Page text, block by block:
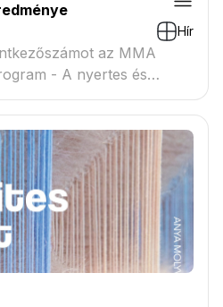
Hír
az MMA
- A nyertes és
névsora megtekinthető a